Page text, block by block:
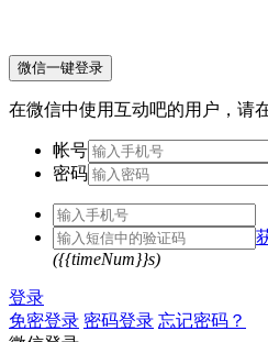
微信一键登录
在微信中使用互动吧的用户，请
帐号
密码
({{timeNum}}s)
登录
免密登录 密码登录 忘记密码？